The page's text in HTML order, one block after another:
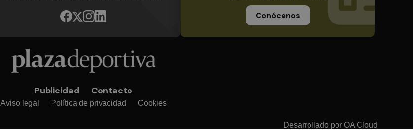
Conócenos
Publicidad Contacto
Aviso legal Política de privacidad Cookies
Desarrollado por OA Cloud